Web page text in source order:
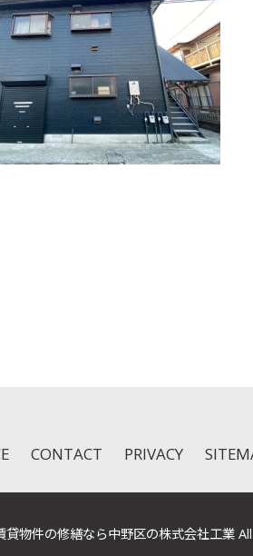
CONTACT PRIVACY
物件の修繕なら中野区の株式会社工業